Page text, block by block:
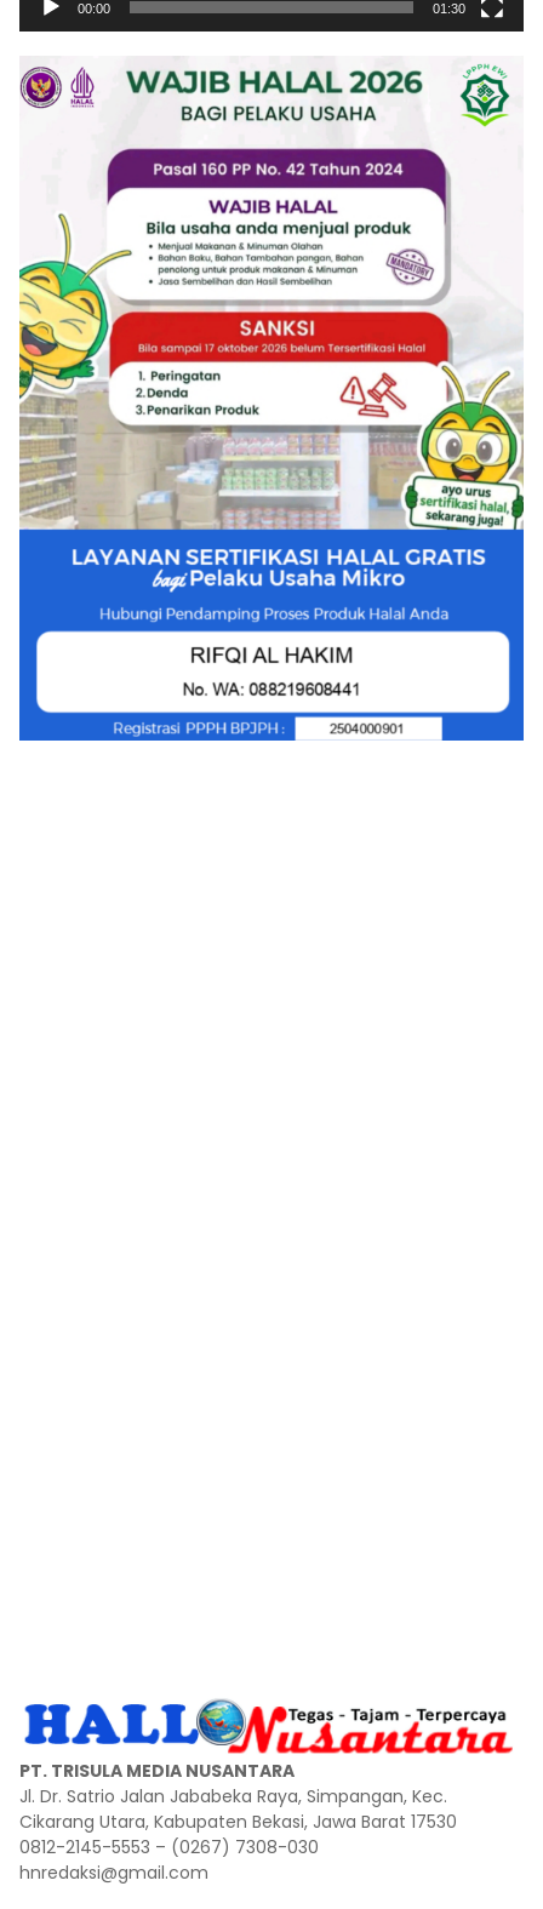
00:00 01:30
PT. TRISULA MEDIA NUSANTARA
Jl. Dr. Satrio Jalan Jababeka Raya, Simpangan, Kec.
Cikarang Utara, Kabupaten Bekasi, Jawa Barat 17530
0812-2145-5553 – (0267) 7308-030
hnredaksi@gmail.com